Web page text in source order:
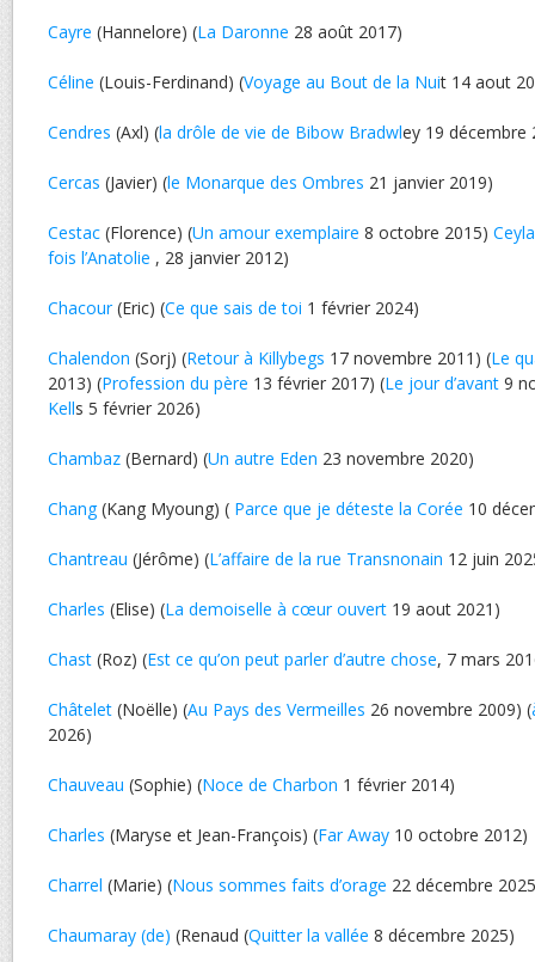
Cayre (Hannelore) (La Daronne 28 août 2017)
Céline (Louis-Ferdinand) (Voyage au Bout de la Nuit 14 aout
Cendres (Axl) (la drôle de vie de Bibow Bradwley 19 décembre
Cercas (Javier) (le Monarque des Ombres 21 janvier 2019)
Cestac (Florence) (Un amour exemplaire 8 octobre 2015)
fois l’Anatolie , 28 janvier 2012)
Chacour(Eric) (Ce que sais de toi 1 février 2024)
Chalendon (Sorj) (Retour à Killybegs 17 novembre 2011) (Le
2013) (Profession du père 13 février 2017) (Le jour d’avant 9
Kells 5 février 2026)
Chambaz (Bernard) (Un autre Eden 23 novembre 2020)
Chang(Kang Myoung) ( Parce que je déteste la Corée 10
Chantreau (Jérôme) (L’affaire de la rue Transnonain 12 juin
Charles (Elise) (La demoiselle à cœur ouvert 19 aout 2021)
Chast (Roz) (Est ce qu’on peut parler d’autre chose, 7 mars
Châtelet (Noëlle) (Au Pays des Vermeilles 26 novembre 2009) (
2026)
Chauveau (Sophie) (Noce de Charbon 1 février 2014)
Charles (Maryse et Jean-François) (Far Away 10 octobre 2012)
Charrel (Marie) (Nous sommes faits d’orage 22 décembre
Chaumaray (de) (Renaud (Quitter la vallée 8 décembre 2025)